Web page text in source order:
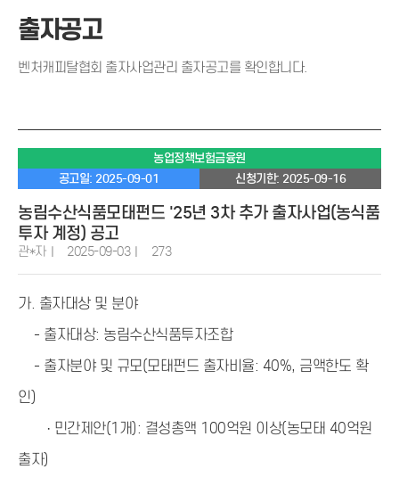
출자공고
벤처캐피탈협회 출자사업관리 출자공고를 확인합니다.
농업정책보험금융원
공고일: 2025-09-01
신청기한: 2025-09-16
농림수산식품모태펀드 '25년 3차 추가 출자사업(농식품
투자 계정) 공고
관*자 2025-09-03 273
가. 출자대상 및 분야
- 출자대상: 농림수산식품투자조합
- 출자분야 및 규모(모태펀드 출자비율: 40%, 금액한도 확
인)
· 민간제안(1개): 결성총액 100억원 이상(농모태 40억원
출자)